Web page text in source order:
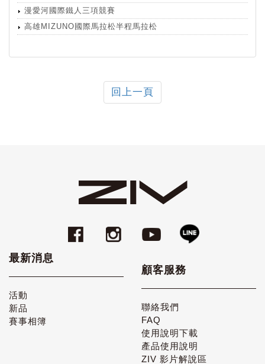
漫愛河國際鐵人三項競賽
高雄MIZUNO國際馬拉松半程馬拉松
回上一頁
最新消息
活動
新品
賽事相簿
顧客服務
聯絡我們
FAQ
使用說明下載
產品使用說明
ZIV 影片解說區